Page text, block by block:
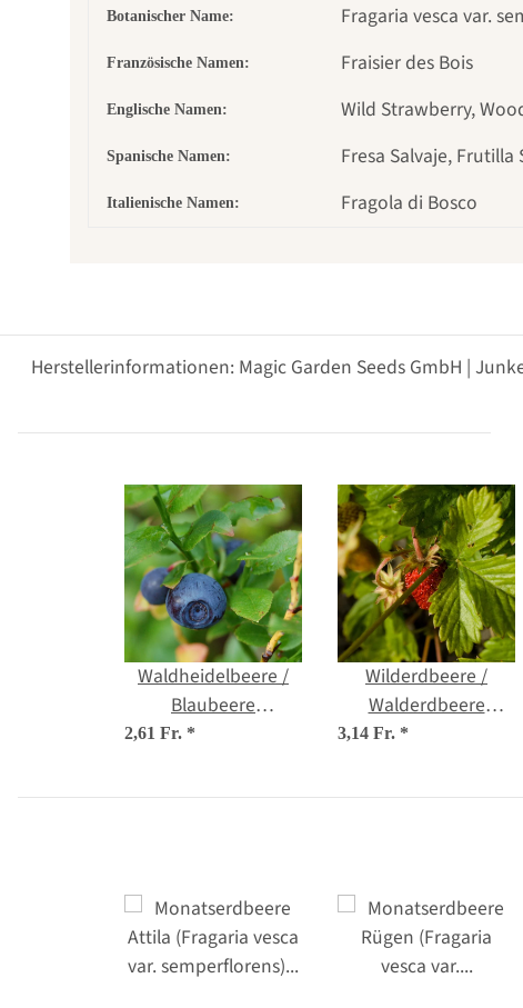
Botanischer Name: Fragaria vesca var.
Französische Namen: Fraisier des Bois
Englische Namen: Wild Strawberry,
Spanische Namen: Fresa Salvaje, Frutilla
Italienische Namen: Fragola di Bosco
Herstellerinformationen: Magic Garden Seeds GmbH |
Waldheidelbeere /
Blaubeere
(Vaccinium myrtillus)
2,61 Fr. *
Wilderdbeere /
Walderdbeere
(Fragaria vesca) Bio
3,14 Fr. *